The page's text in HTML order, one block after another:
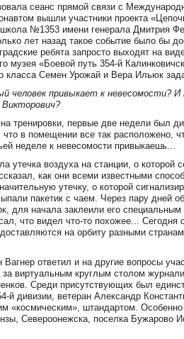
сеанс прямой связи с
вышли участники проекта
№1353 имени генерала Дмитрия
лет назад такое событие было бы
ребята запросто выходят на
музея «Боевой путь 354-й
класса Семен Урожай и Вера Ильюк
человек привыкает к невесомости? И
тренировки, первые две недели был
в помещении все так расположено,
неделе к невесомости привыкаешь...
утечка воздуха на станции, о которой
как они всеми известными
утечку, о которой
пакетик с чаем. Через пару дней
для начала заклеили его
что видел что-то похожее... Сегодня
на орбиту разными
ответил и на другие вопросы
за виртуальным круглым столом
Среди присутствующих был
й дивизии, ветеран Александр
«космическим», штандартом.
Североонежска, поселка Бужарово